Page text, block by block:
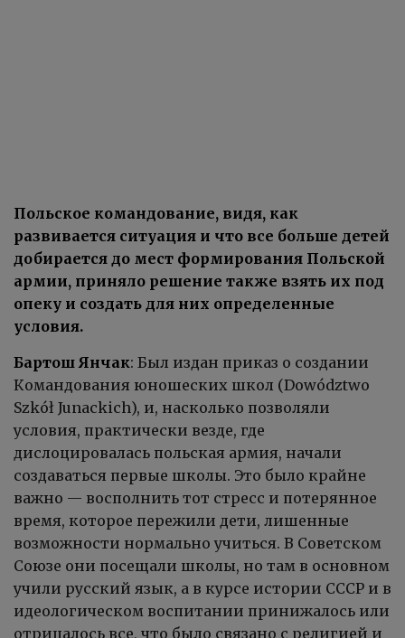
Польское командование, видя, как
развивается ситуация и что все больше детей
добирается до мест формирования Польской
армии, приняло решение также взять их под
опеку и создать для них определенные
условия.
Бартош Янчак: Был издан приказ о создании
Командования юношеских школ (Dowództwo
Szkół Junackich), и, насколько позволяли
условия, практически везде, где
дислоцировалась польская армия, начали
создаваться первые школы. Это было крайне
важно — восполнить тот стресс и потерянное
время, которое пережили дети, лишенные
возможности нормально учиться. В Советском
Союзе они посещали школы, но там в основном
учили русский язык, а в курсе истории СССР и в
идеологическом воспитании принижалось или
отрицалось все, что было связано с религией и